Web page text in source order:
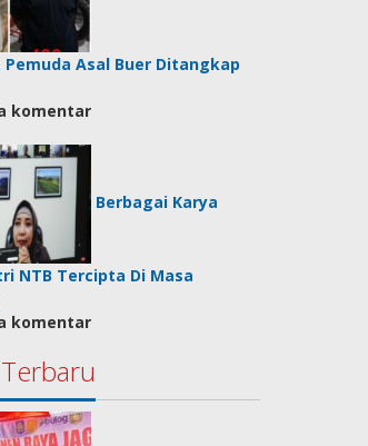
Pemuda Asal Buer Ditangkap
komentar
Berbagai Karya
NTB Tercipta Di Masa
komentar